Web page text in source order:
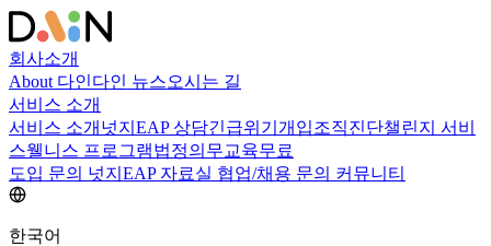
회사소개
About 다인다인 뉴스오시는 길
서비스 소개
서비스 소개 넛지EAP 상담긴급위기개입조직진단챌린지 서비
스웰니스 프로그램법정의무교육무료
도입 문의 넛지EAP 자료실 협업/채용 문의 커뮤니티
한국어